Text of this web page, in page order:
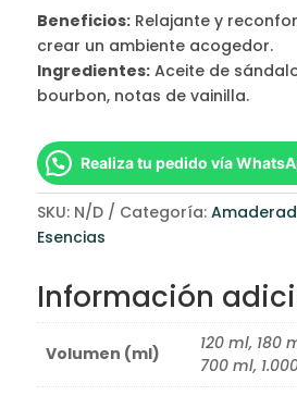
Beneficios:Relajante y
crear un ambiente acogedor.
Ingredientes:Aceite de
bourbon, notas de vainilla.
Realiza tu pedido vía
SKU: N/D Categoría:
Esencias
Información
Volumen (ml)
120 ml, 180
700 ml,